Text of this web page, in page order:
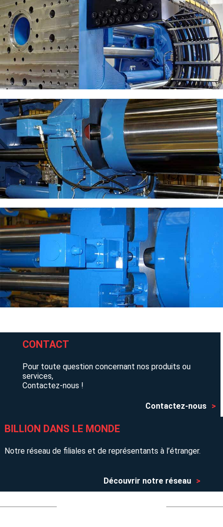
CONTACT
Pour toute question concernant nos produits ou
services,
Contactez-nous !
Contactez-nous
BILLION DANS LE MONDE
Notre réseau de filiales et de représentants à l’étranger.
Découvrir notre réseau